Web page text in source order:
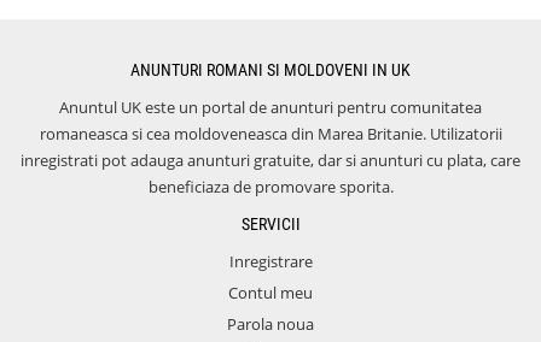
ANUNTURI ROMANI SI MOLDOVENI IN UK
Anuntul UK este un portal de anunturi pentru comunitatea
romaneasca si cea moldoveneasca din Marea Britanie. Utilizatorii
inregistrati pot adauga anunturi gratuite, dar si anunturi cu plata, care
beneficiaza de promovare sporita.
SERVICII
Inregistrare
Contul meu
Parola noua